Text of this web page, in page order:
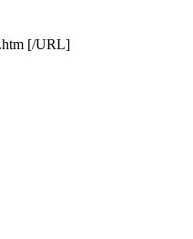
[/URL]